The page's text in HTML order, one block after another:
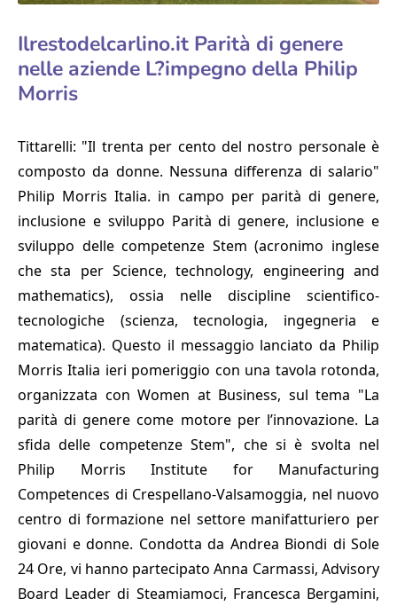
Ilrestodelcarlino.it Parità di genere
nelle aziende L?impegno della Philip
Morris
Tittarelli: "Il trenta per cento del nostro personale è
composto da donne. Nessuna differenza di salario"
Philip Morris Italia. in campo per parità di genere,
inclusione e sviluppo Parità di genere, inclusione e
sviluppo delle competenze Stem (acronimo inglese
che sta per Science, technology, engineering and
mathematics), ossia nelle discipline scientifico-
tecnologiche (scienza, tecnologia, ingegneria e
matematica). Questo il messaggio lanciato da Philip
Morris Italia ieri pomeriggio con una tavola rotonda,
organizzata con Women at Business, sul tema "La
parità di genere come motore per l’innovazione. La
sfida delle competenze Stem", che si è svolta nel
Philip Morris Institute for Manufacturing
Competences di Crespellano-Valsamoggia, nel nuovo
centro di formazione nel settore manifatturiero per
giovani e donne. Condotta da Andrea Biondi di Sole
24 Ore, vi hanno partecipato Anna Carmassi, Advisory
Board Leader di Steamiamoci, Francesca Bergamini,